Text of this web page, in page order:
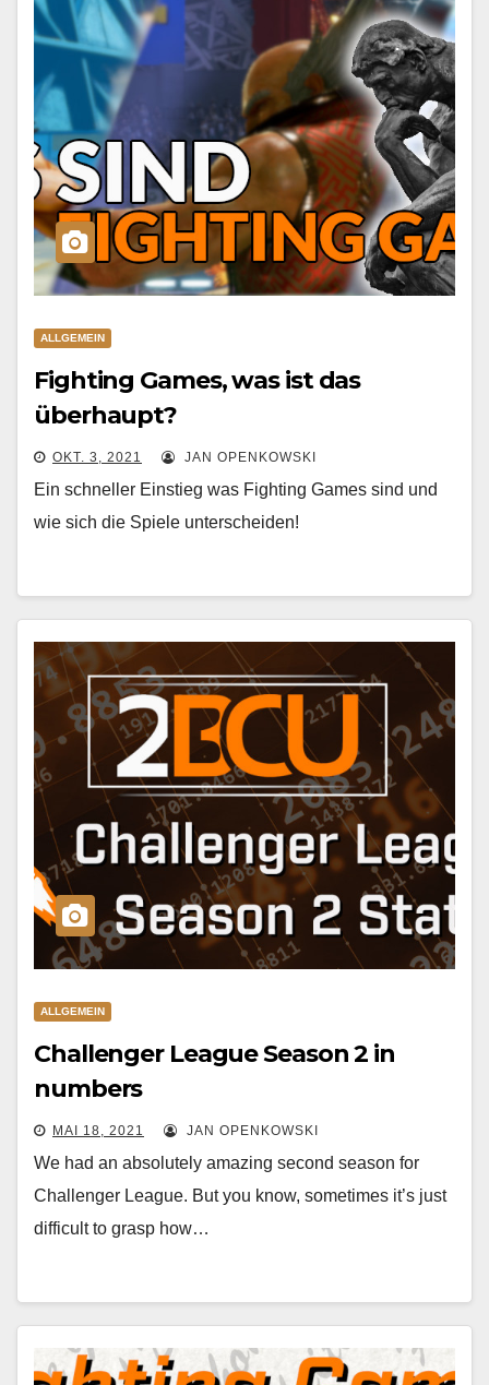
ALLGEMEIN
Fighting Games, was ist das
überhaupt?
OKT. 3, 2021 JAN OPENKOWSKI
Ein schneller Einstieg was Fighting Games sind und
wie sich die Spiele unterscheiden!
ALLGEMEIN
Challenger League Season 2 in
numbers
MAI 18, 2021 JAN OPENKOWSKI
We had an absolutely amazing second season for
Challenger League. But you know, sometimes it’s just
difficult to grasp how…